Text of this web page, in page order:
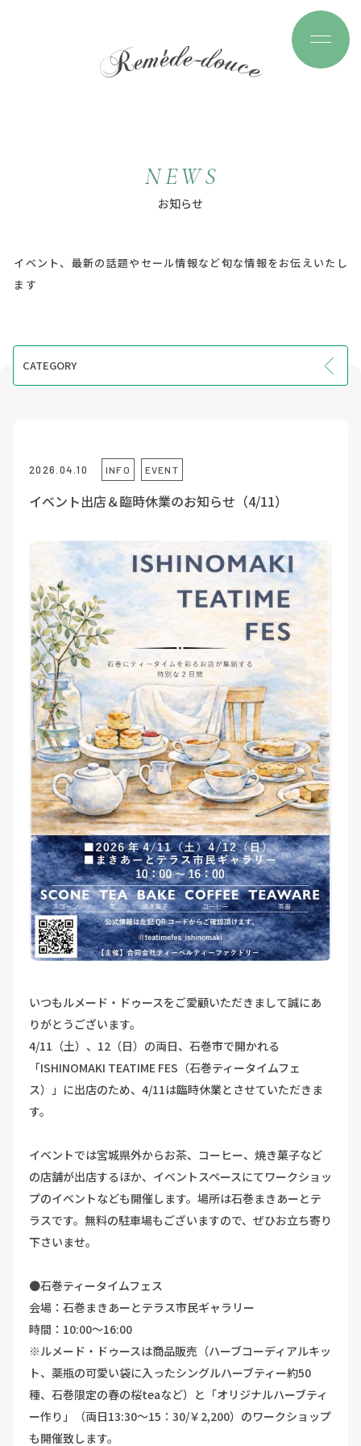
NEWS
お知らせ
イベント、最新の話題やセール情報など旬な情報をお伝えいたし
ます
CATEGORY
VOICE
2026.04.10 INFO EVENT
イベント出店＆臨時休業のお知らせ（4/11）
いつもルメード・ドゥースをご愛顧いただきまして誠にあ
りがとうございます。
4/11（土）、12（日）の両日、石巻市で開かれる
「ISHINOMAKI TEATIME FES（石巻ティータイムフェ
ス）」に出店のため、4/11は臨時休業とさせていただきま
す。
イベントでは宮城県外からお茶、コーヒー、焼き菓子など
の店舗が出店するほか、イベントスペースにてワークショッ
プのイベントなども開催します。場所は石巻まきあーとテ
ラスです。無料の駐車場もございますので、ぜひお立ち寄り
下さいませ。
●石巻ティータイムフェス
会場：石巻まきあーとテラス市民ギャラリー
時間：10:00～16:00
※ルメード・ドゥースは商品販売（ハーブコーディアルキッ
ト、薬瓶の可愛い袋に入ったシングルハーブティー約50
種、石巻限定の春の桜teaなど）と「オリジナルハーブティ
ー作り」（両日13:30～15：30/￥2,200）のワークショップ
も開催致します。